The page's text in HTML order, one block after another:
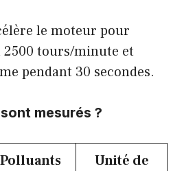
le moteur pour
tours/minute et
pendant 30 secondes.
mesurés ?
Polluants
Unité de